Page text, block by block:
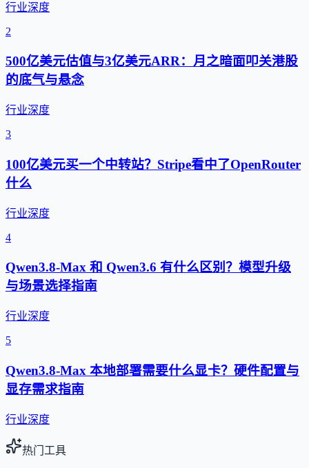
行业深度
2
500亿美元估值与3亿美元ARR：月之暗面叩关港股
的底气与悬念
行业深度
3
100亿美元买一个中转站？Stripe看中了OpenRouter
什么
行业深度
4
Qwen3.8-Max 和 Qwen3.6 有什么区别？模型升级
与场景选择指南
行业深度
5
Qwen3.8-Max 本地部署需要什么显卡？硬件配置与
显存需求指南
行业深度
热门工具